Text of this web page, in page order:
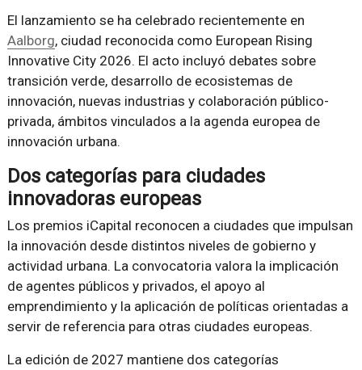
El lanzamiento se ha celebrado recientemente en
Aalborg, ciudad reconocida como European Rising
Innovative City 2026. El acto incluyó debates sobre
transición verde, desarrollo de ecosistemas de
innovación, nuevas industrias y colaboración público-
privada, ámbitos vinculados a la agenda europea de
innovación urbana.
Dos categorías para ciudades
innovadoras europeas
Los premios iCapital reconocen a ciudades que impulsan
la innovación desde distintos niveles de gobierno y
actividad urbana. La convocatoria valora la implicación
de agentes públicos y privados, el apoyo al
emprendimiento y la aplicación de políticas orientadas a
servir de referencia para otras ciudades europeas.
La edición de 2027 mantiene dos categorías